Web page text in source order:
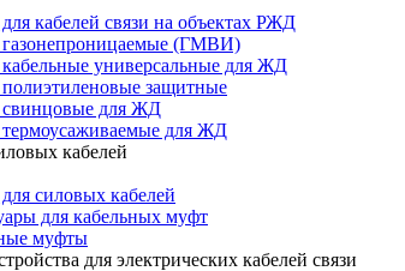
кабелей связи на объектах РЖД
(ГМВИ)
универсальные для ЖД
защитные
для ЖД
для ЖД
кабелей
силовых кабелей
для кабельных муфт
муфты
для электрических кабелей связи